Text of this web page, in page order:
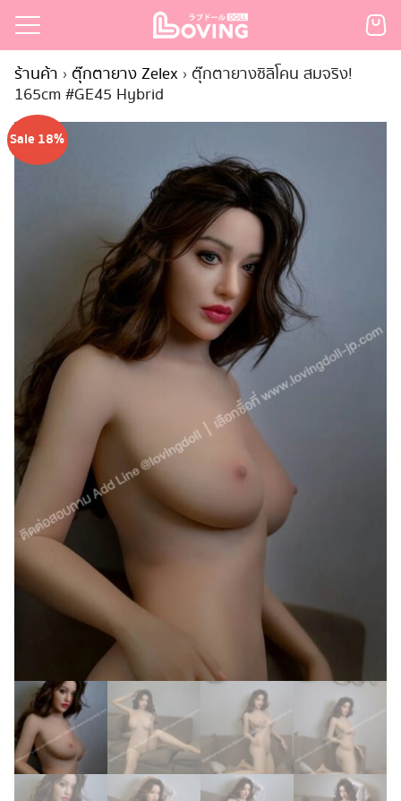
Skip
content
ก
for:
ร้านค้า › ตุ๊กตายาง Zelex › ตุ๊กตายางซิลิโคน สมจริง!
165cm #GE45 Hybrid
Sale 18%